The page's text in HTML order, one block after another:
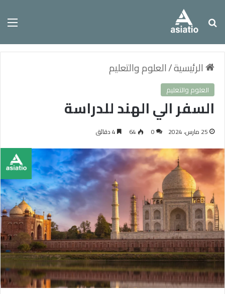
بحث عن
الرئيسية/العلوم والتعليم
العلوم والتعليم
السفر الي الهند للدراسة
25 مارس، 2024 0
64